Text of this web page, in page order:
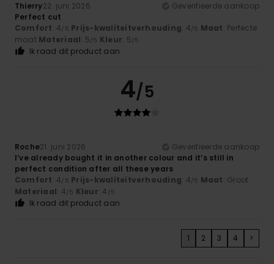
Thierry22. juni 2026
Geverifieerde aankoop
Perfect cut
Comfort: 4/5 Prijs-kwaliteitverhouding: 4/5 Maat: Perfecte
maat Materiaal: 5/5 Kleur: 5/5
Ik raad dit product aan
4/5
Roche21. juni 2026
Geverifieerde aankoop
I’ve already bought it in another colour and it’s still in
perfect condition after all these years
Comfort: 4/5 Prijs-kwaliteitverhouding: 4/5 Maat: Groot
Materiaal: 4/5 Kleur: 4 /5
Ik raad dit product aan
1 2 3 4 >